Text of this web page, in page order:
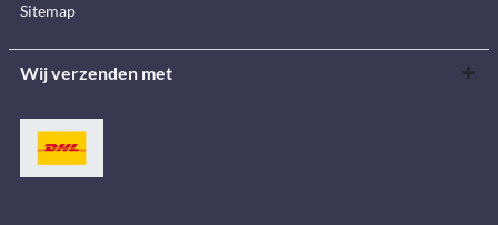
Sitemap
Wij verzenden met